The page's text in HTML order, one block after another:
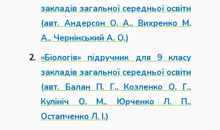
закладів загальної середньої освіти
(авт. Андерсон О. А., Вихренко М.
А., Чернінський А. О.)
«Біологія» підручник для 9 класу
закладів загальної середньої освіти
(авт. Балан П. Г., Козленко О. Г.,
Кулініч О. М., Юрченко Л. П.,
Остапченко Л. І.)